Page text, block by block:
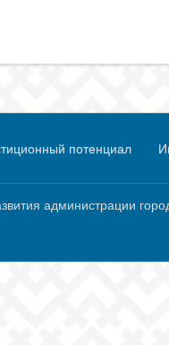
потенциал
администрации